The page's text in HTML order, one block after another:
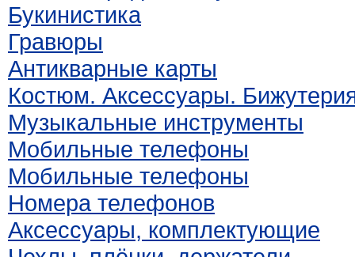
Букинистика
Гравюры
Антикварные карты
Костюм. Аксессуары.
Музыкальные инструменты
Мобильные телефоны
Мобильные телефоны
Номера телефонов
Аксессуары, комплектующие